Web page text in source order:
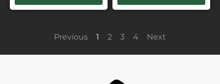
Previous 1 2 3 4 Next